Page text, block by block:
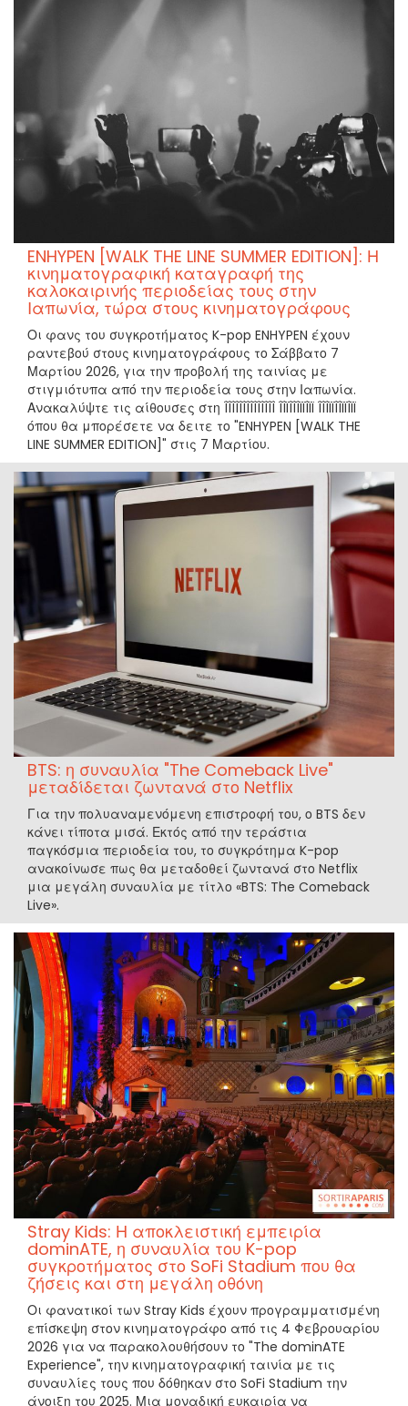
ENHYPEN [WALK THE LINE SUMMER EDITION]: Η
κινηματογραφική καταγραφή της
καλοκαιρινής περιοδείας τους στην
Ιαπωνία, τώρα στους κινηματογράφους
Οι φανς του συγκροτήματος K-pop ENHYPEN έχουν
ραντεβού στους κινηματογράφους το Σάββατο 7
Μαρτίου 2026, για την προβολή της ταινίας με
στιγμιότυπα από την περιοδεία τους στην Ιαπωνία.
Ανακαλύψτε τις αίθουσες στη ÎÎÎÎÎÎÎÎÎÎÎÎÎÎ ÎÎÏÎÎÎÏÏÎÏÏ ÎÎÎÏÏÎÎÏÏÎÏÏ
όπου θα μπορέσετε να δειτε το "ENHYPEN [WALK THE
LINE SUMMER EDITION]" στις 7 Μαρτίου.
BTS: η συναυλία "The Comeback Live"
μεταδίδεται ζωντανά στο Netflix
Για την πολυαναμενόμενη επιστροφή του, ο BTS δεν
κάνει τίποτα μισά. Εκτός από την τεράστια
παγκόσμια περιοδεία του, το συγκρότημα K-pop
ανακοίνωσε πως θα μεταδοθεί ζωντανά στο Netflix
μια μεγάλη συναυλία με τίτλο «BTS: The Comeback
Live».
Stray Kids: Η αποκλειστική εμπειρία
dominATE, η συναυλία του K-pop
συγκροτήματος στο SoFi Stadium που θα
ζήσεις και στη μεγάλη οθόνη
Οι φανατικοί των Stray Kids έχουν προγραμματισμένη
επίσκεψη στον κινηματογράφο από τις 4 Φεβρουαρίου
2026 για να παρακολουθήσουν το "The dominATE
Experience", την κινηματογραφική ταινία με τις
συναυλίες τους που δόθηκαν στο SoFi Stadium την
άνοιξη του 2025. Μια μοναδική ευκαιρία να